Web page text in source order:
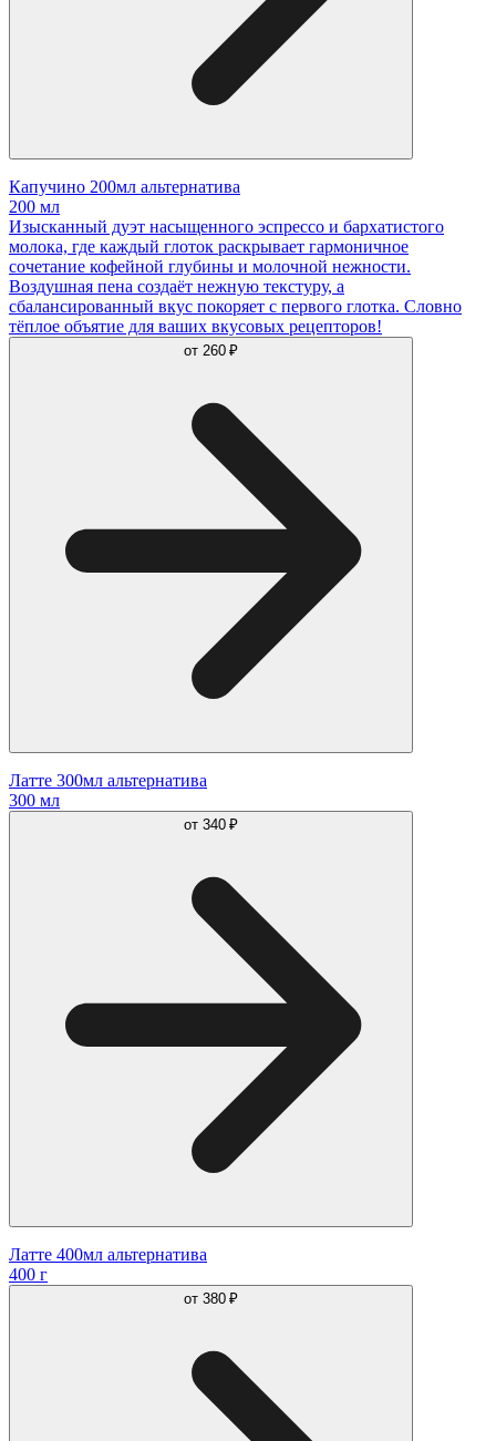
Капучино 200мл альтернатива
200 мл
Изысканный дуэт насыщенного эспрессо и бархатистого
молока, где каждый глоток раскрывает гармоничное
сочетание кофейной глубины и молочной нежности.
Воздушная пена создаёт нежную текстуру, а
сбалансированный вкус покоряет с первого глотка. Словно
тёплое объятие для ваших вкусовых рецепторов!
от 260 ₽
Латте 300мл альтернатива
300 мл
от 340 ₽
Латте 400мл альтернатива
400 г
от 380 ₽